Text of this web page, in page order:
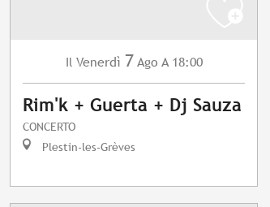
Il Venerdì 7 Ago A 18:00
Rim'k + Guerta + Dj Sauza
CONCERTO
Plestin-les-Grèves